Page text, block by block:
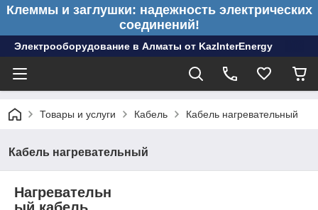
Клеммы и заглушки: надежность электрических
соединений!
Электрооборудование в Алматы от KazInterEnergy
Товары и услуги Кабель Кабель нагревательный
Кабель нагревательный
Нагревательн